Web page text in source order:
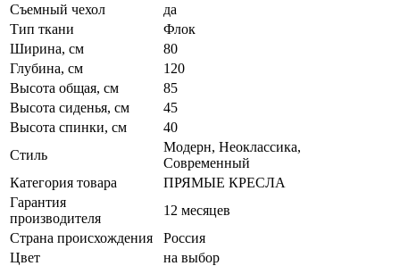
Съемный чехол
да
Тип ткани
Флок
Ширина, см
80
Глубина, см
120
Высота общая, см
85
Высота сиденья, см
45
Высота спинки, см
40
Стиль
Модерн, Неоклассика,
Современный
Категория товара
ПРЯМЫЕ КРЕСЛА
Гарантия
производителя
12 месяцев
Страна происхождения
Россия
Цвет
на выбор